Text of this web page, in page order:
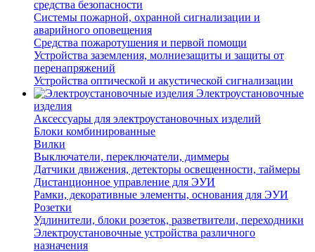
средства безопасности
Системы пожарной, охранной сигнализации и
аварийного оповещения
Средства пожаротушения и первой помощи
Устройства заземления, молниезащиты и защиты от
перенапряжений
Устройства оптической и акустической сигнализации
Электроустановочные
изделия
Аксессуары для электроустановочных изделий
Блоки комбинированные
Вилки
Выключатели, переключатели, диммеры
Датчики движения, детекторы освещенности, таймеры
Дистанционное управление для ЭУИ
Рамки, декоративные элементы, основания для ЭУИ
Розетки
Удлинители, блоки розеток, разветвители, переходники
Электроустановочные устройства различного
назначения